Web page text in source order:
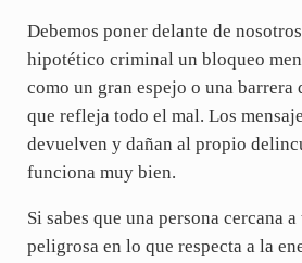
Debemos poner delante de
hipotético criminal un bloqueo
como un gran espejo o una barrera
que refleja todo el mal. Los
devuelven y dañan al propio
funciona muy bien.
Si sabes que una persona cercana
peligrosa en lo que respecta a la